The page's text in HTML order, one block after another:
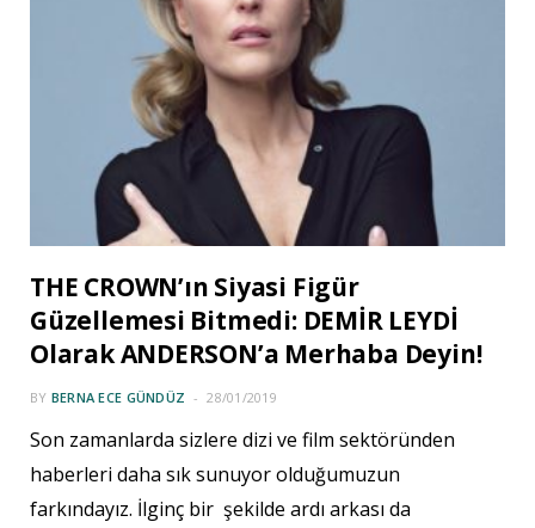
THE CROWN’ın Siyasi Figür
Güzellemesi Bitmedi: DEMİR LEYDİ
Olarak ANDERSON’a Merhaba Deyin!
BY BERNA ECE GÜNDÜZ 28/01/2019
Son zamanlarda sizlere dizi ve film sektöründen
haberleri daha sık sunuyor olduğumuzun
farkındayız. İlginç bir şekilde ardı arkası da